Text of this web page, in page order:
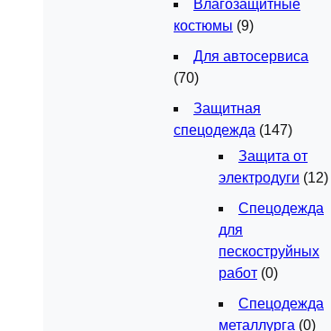
Влагозащитные
костюмы (9)
Для автосервиса
(70)
Защитная
спецодежда (147)
Защита от
электродуги (12)
Спецодежда
для
пескоструйных
работ (0)
Спецодежда
металлурга (0)